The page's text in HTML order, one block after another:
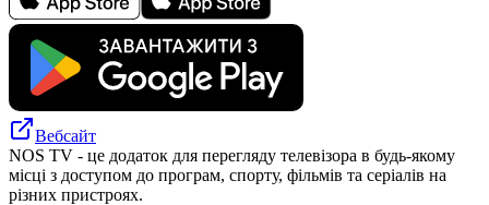
Вебсайт
NOS TV - це додаток для перегляду телевізора в будь-якому
місці з доступом до програм, спорту, фільмів та серіалів на
різних пристроях.